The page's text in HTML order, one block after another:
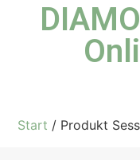
Start / Produkt